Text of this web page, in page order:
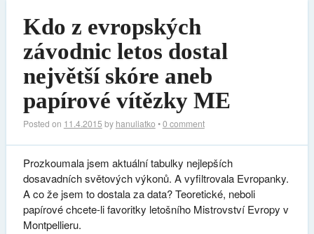
Kdo z evropských
závodnic letos dostal
největší skóre aneb
papírové vítězky ME
Posted on 11.4.2015 by hanuliatko •0 comment
Prozkoumala jsem aktuální tabulky nejlepších
dosavadních světových výkonů. A vyfiltrovala Evropanky.
A co že jsem to dostala za data? Teoretické, neboli
papírové chcete-li favoritky letošního Mistrovství Evropy v
Montpellieru.